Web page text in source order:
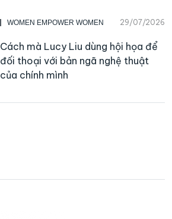
WOMEN EMPOWER WOMEN 29/07/2026
Cách mà Lucy Liu dùng hội họa để
đối thoại với bản ngã nghệ thuật
của chính mình